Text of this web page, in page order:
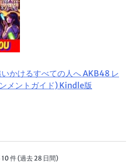
かけるすべての人へ AKB48 レ
メントガイド) Kindle版
件 (過去 28 日間)